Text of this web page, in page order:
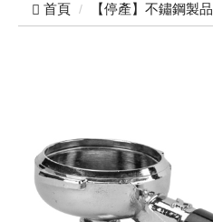
首頁 【停產】不鏽鋼製品